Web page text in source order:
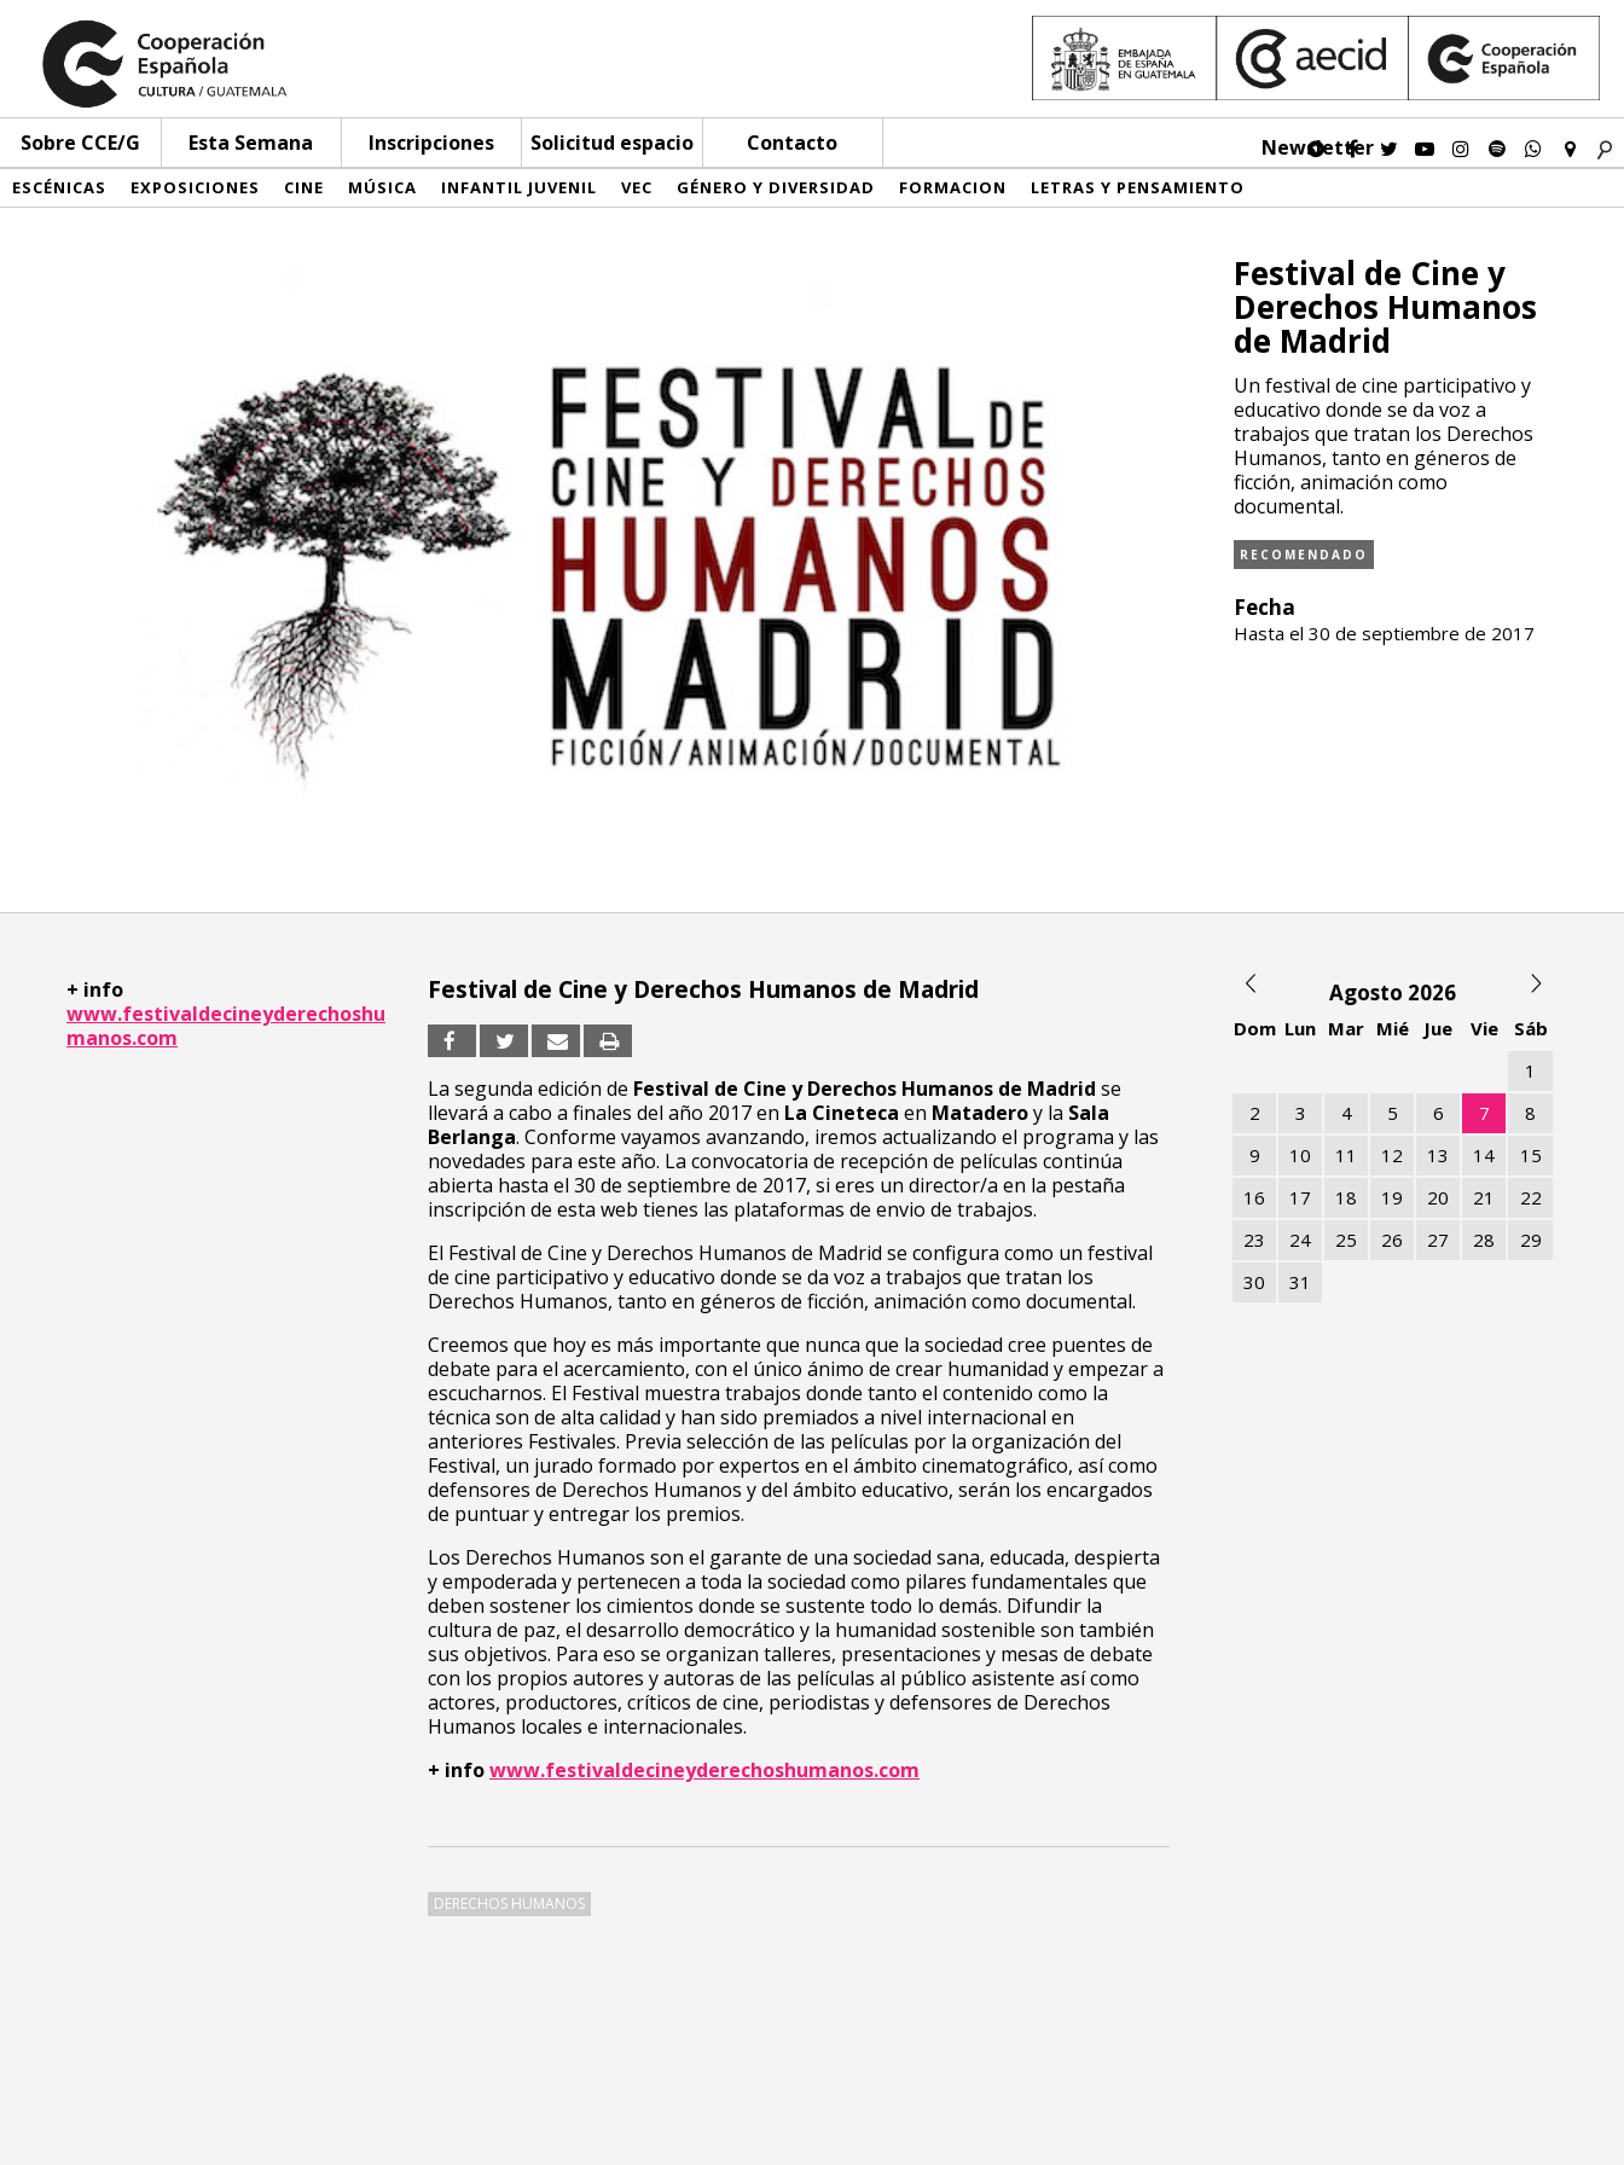
Sobre CCE/G Esta Semana Inscripciones Solicitud espacio Contacto Newsletter
ESCÉNICAS EXPOSICIONES CINE MÚSICA INFANTIL JUVENIL VEC GÉNERO Y DIVERSIDAD FORMACION LETRAS Y PENSAMIENTO
Festival de Cine y
Derechos Humanos
de Madrid
Un festival de cine participativo y
educativo donde se da voz a
trabajos que tratan los Derechos
Humanos, tanto en géneros de
ficción, animación como
documental.
RECOMENDADO
Fecha
Hasta el 30 de septiembre de 2017
+ info
www.festivaldecineyderechoshu
manos.com
Festival de Cine y Derechos Humanos de Madrid
La segunda edición de Festival de Cine y Derechos Humanos de Madrid se
llevará a cabo a finales del año 2017 en La Cineteca en Mataderoy la Sala
Berlanga. Conforme vayamos avanzando, iremos actualizando el programa y las
novedades para este año. La convocatoria de recepción de películas continúa
abierta hasta el 30 de septiembre de 2017, si eres un director/a en la pestaña
inscripción de esta web tienes las plataformas de envio de trabajos.
El Festival de Cine y Derechos Humanos de Madrid se configura como un festival
de cine participativo y educativo donde se da voz a trabajos que tratan los
Derechos Humanos, tanto en géneros de ficción, animación como documental.
Creemos que hoy es más importante que nunca que la sociedad cree puentes de
debate para el acercamiento, con el único ánimo de crear humanidad y empezar a
escucharnos. El Festival muestra trabajos donde tanto el contenido como la
técnica son de alta calidad y han sido premiados a nivel internacional en
anteriores Festivales. Previa selección de las películas por la organización del
Festival, un jurado formado por expertos en el ámbito cinematográfico, así como
defensores de Derechos Humanos y del ámbito educativo, serán los encargados
de puntuar y entregar los premios.
Los Derechos Humanos son el garante de una sociedad sana, educada, despierta
y empoderada y pertenecen a toda la sociedad como pilares fundamentales que
deben sostener los cimientos donde se sustente todo lo demás. Difundir la
cultura de paz, el desarrollo democrático y la humanidad sostenible son también
sus objetivos. Para eso se organizan talleres, presentaciones y mesas de debate
con los propios autores y autoras de las películas al público asistente así como
actores, productores, críticos de cine, periodistas y defensores de Derechos
Humanos locales e internacionales.
+ infowww.festivaldecineyderechoshumanos.com
DERECHOS HUMANOS
Agosto 2026
Dom Lun Mar Mié Jue Vie
Sáb
1
2
3 4 5 6 7
8
9
10 11 12 13 14
15
16
17 18 19 20 21
22
23
24 25 26 27 28
29
30
31